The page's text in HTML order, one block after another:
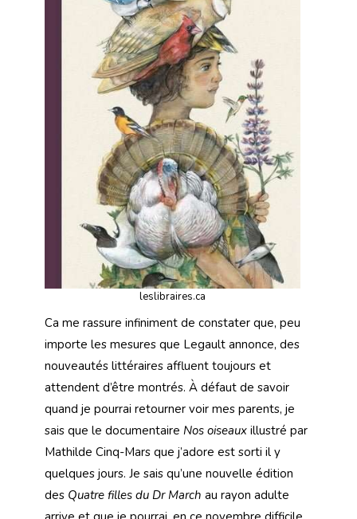
leslibraires.ca
Ca me rassure infiniment de constater que, peu
importe les mesures que Legault annonce, des
nouveautés littéraires affluent toujours et
attendent d’être montrés. À défaut de savoir
quand je pourrai retourner voir mes parents, je
sais que le documentaire Nos oiseaux illustré par
Mathilde Cinq-Mars que j’adore est sorti il y
quelques jours. Je sais qu’une nouvelle édition
des Quatre filles du Dr March au rayon adulte